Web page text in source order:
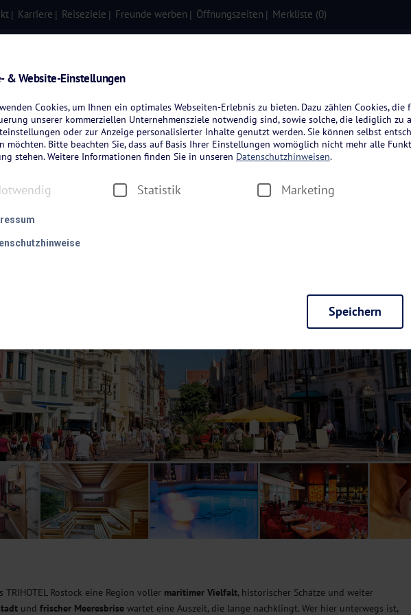
Karriere Reiseziele Freunde werben Öffnungszeiten Merkliste (0)
Rostock eine Region voller maritimer Vielfalt, historischer Schätze und weiter
und frischer Meeresbrise wartet eine Auszeit, die lange nachklingt. Wer hier unterwegs ist,
& Website-Einstellungen
Cookies, um Ihnen ein optimales Webseiten-Erlebnis zu bieten. Dazu zählen Cookies,
unserer kommerziellen Unternehmensziele notwendig sind, sowie solche, die lediglich zu
oder zur Anzeige personalisierter Inhalte genutzt werden. Sie können selbst
möchten. Bitte beachten Sie, dass auf Basis Ihrer Einstellungen womöglich nicht mehr alle
stehen. Weitere Informationen finden Sie in unseren Datenschutzhinweisen.
Statistik Marketing
sind für den Betrieb der Seite unbedingt notwendig und ermöglichen beispielsweise
um Ihnen unsere Dienste bei einem erneuten Besuch unserer Seite schneller zur Verfügung zu
Angebot und unsere Webseite weiter zu verbessern, erfassen wir anonymisierte Daten für
können wir beispielsweise die Besucherzahlen und den Effekt bestimmter Seiten unseres
optimieren. Wir nutzen hierfür Dienste von Google und Facebook. Durch diese Dienste
der auf unsere Website erfassten Daten, kommen. Weitere Hinweise zu der Verarbeitung
. Sie können Ihre Einwilligung jederzeit in denCookie-Einstellungenwiderrufen.
werden genutzt, um Ihnen personalisierte Inhalte, passend zu Ihren Interessen anzuzeigen.
Speichern